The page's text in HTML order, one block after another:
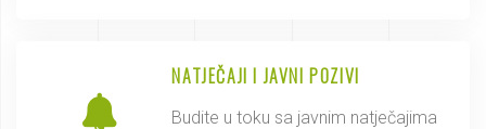
NATJEČAJI I JAVNI POZIVI
Budite u toku sa javnim natječajima